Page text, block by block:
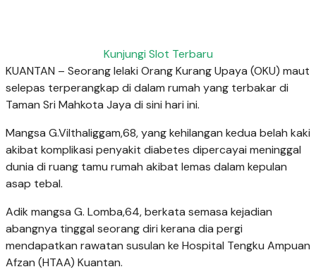
Kunjungi Slot Terbaru
KUANTAN – Seorang lelaki Orang Kurang Upaya (OKU) maut
selepas terperangkap di dalam rumah yang terbakar di
Taman Sri Mahkota Jaya di sini hari ini.
Mangsa G.Vilthaliggam,68, yang kehilangan kedua belah kaki
akibat komplikasi penyakit diabetes dipercayai meninggal
dunia di ruang tamu rumah akibat lemas dalam kepulan
asap tebal.
Adik mangsa G. Lomba,64, berkata semasa kejadian
abangnya tinggal seorang diri kerana dia pergi
mendapatkan rawatan susulan ke Hospital Tengku Ampuan
Afzan (HTAA) Kuantan.